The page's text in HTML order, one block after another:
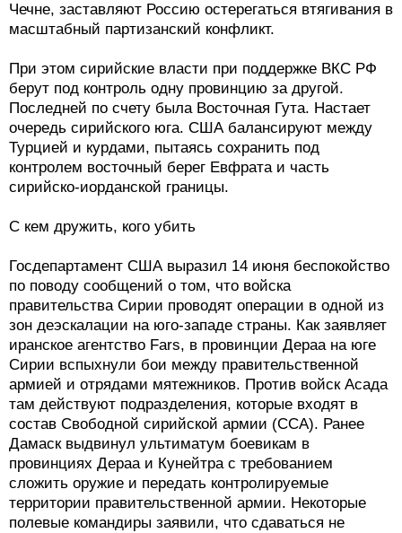
Чечне, заставляют Россию остерегаться втягивания в
масштабный партизанский конфликт.
При этом сирийские власти при поддержке ВКС РФ
берут под контроль одну провинцию за другой.
Последней по счету была Восточная Гута. Настает
очередь сирийского юга. США балансируют между
Турцией и курдами, пытаясь сохранить под
контролем восточный берег Евфрата и часть
сирийско-иорданской границы.
С кем дружить, кого убить
Госдепартамент США выразил 14 июня беспокойство
по поводу сообщений о том, что войска
правительства Сирии проводят операции в одной из
зон деэскалации на юго-западе страны. Как заявляет
иранское агентство Fars, в провинции Дераа на юге
Сирии вспыхнули бои между правительственной
армией и отрядами мятежников. Против войск Асада
там действуют подразделения, которые входят в
состав Свободной сирийской армии (ССА). Ранее
Дамаск выдвинул ультиматум боевикам в
провинциях Дераа и Кунейтра с требованием
сложить оружие и передать контролируемые
территории правительственной армии. Некоторые
полевые командиры заявили, что сдаваться не